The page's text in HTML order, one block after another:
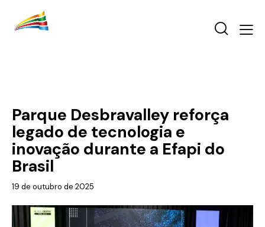
Parque Desbravalley reforça
legado de tecnologia e
inovação durante a Efapi do
Brasil
19 de outubro de 2025